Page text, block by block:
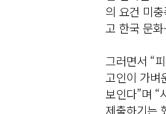
의 요건 미
고 한국 문
그러면서 “
고인이 가벼
보인다”며 “
제출하기는